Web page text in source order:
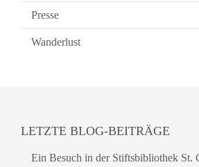
Presse
Wanderlust
LETZTE BLOG-BEITRÄGE
Ein Besuch in der Stiftsbibliothek St.